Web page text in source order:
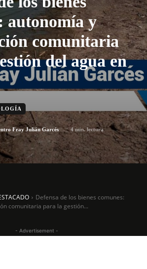
autonomía y
comunitaria
del agua en
Fray Julián Garcés 4 min. lectura
Defensa de los bienes comunes:
comunitaria para la gestión...
- Advertisement -